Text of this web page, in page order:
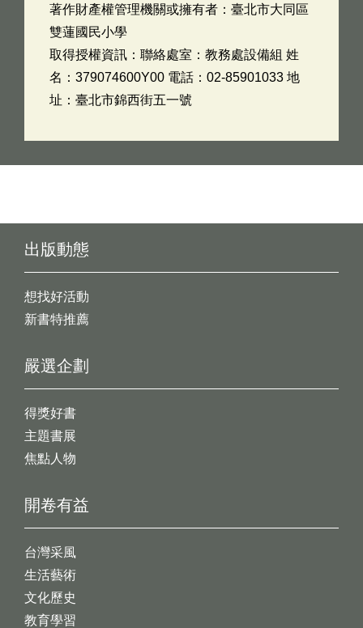
著作財產權管理機關或擁有者：臺北市大同區
雙蓮國民小學
取得授權資訊：聯絡處室：教務處設備組 姓
名：379074600Y00 電話：02-85901033 地
址：臺北市錦西街五一號
出版動態
想找好活動
新書特推薦
開卷有益
台灣采風
生活藝術
文化歷史
教育學習
嚴選企劃
得獎好書
主題書展
焦點人物